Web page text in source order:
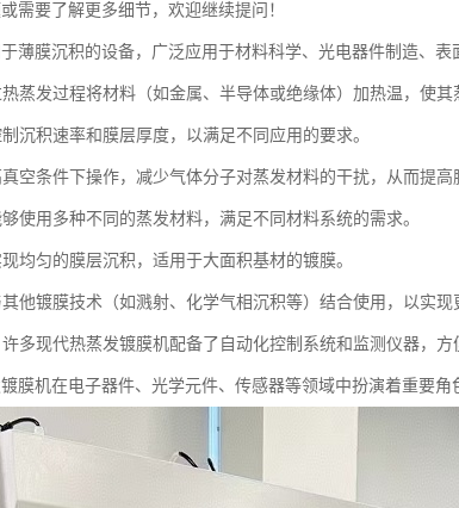
需要了解更多细节，欢迎继续提问！
薄膜沉积的设备，广泛应用于材料科学、光电器件制造、
蒸发过程将材料（如金属、半导体或绝缘体）加热温，使
沉积速率和膜层厚度，以满足不同应用的要求。
空条件下操作，减少气体分子对蒸发材料的干扰，从而提高
使用多种不同的蒸发材料，满足不同材料系统的需求。
均匀的膜层沉积，适用于大面积基材的镀膜。
他镀膜技术（如溅射、化学气相沉积等）结合使用，以实现
多现代热蒸发镀膜机配备了自动化控制系统和监测仪器，方
膜机在电子器件、光学元件、传感器等领域中扮演着重要角